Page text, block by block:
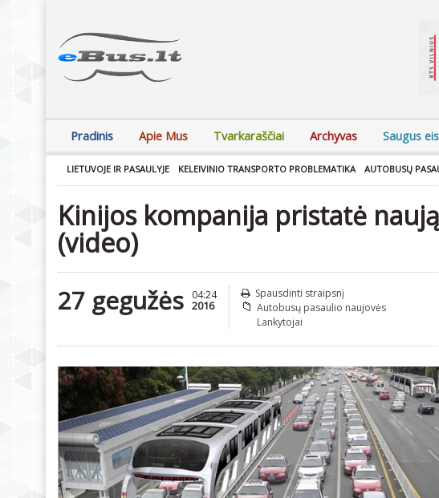
Pradinis Apie Mus Tvarkaraščiai Archyvas Saugus
LIETUVOJE IR PASAULYJE KELEIVINIO TRANSPORTO PROBLEMATIKA AUTOBUSŲ
Kinijos kompanija pristatė
(video)
27 gegužės 04:24
2016
Spausdinti straipsnį
Autobusų pasaulio naujovės
Lankytojai